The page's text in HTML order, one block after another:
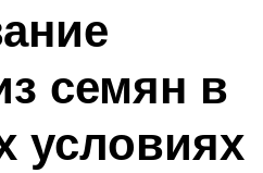
семян в
условиях